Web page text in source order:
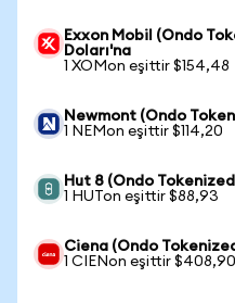
Exxon Mobil (Ondo
Doları'na
1 XOMon eşittir $154,48
Newmont (Ondo
1 NEMon eşittir $114,20
Hut 8 (Ondo
1 HUTon eşittir $88,93
Ciena (Ondo
1 CIENon eşittir $408,90